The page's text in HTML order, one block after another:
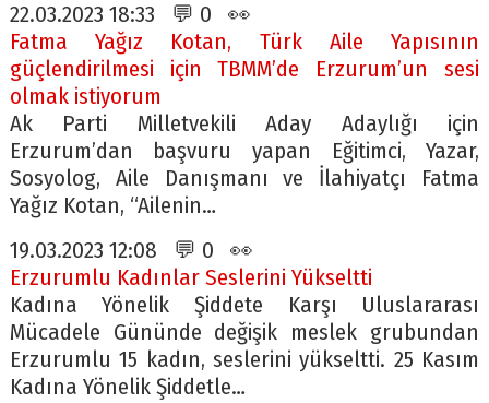
22.03.2023 18:33 💬 0 👀
Fatma Yağız Kotan, Türk Aile Yapısının
güçlendirilmesi için TBMM’de Erzurum’un sesi
olmak istiyorum
Ak Parti Milletvekili Aday Adaylığı için
Erzurum’dan başvuru yapan Eğitimci, Yazar,
Sosyolog, Aile Danışmanı ve İlahiyatçı Fatma
Yağız Kotan, “Ailenin…
19.03.2023 12:08 💬 0 👀
Erzurumlu Kadınlar Seslerini Yükseltti
Kadına Yönelik Şiddete Karşı Uluslararası
Mücadele Gününde değişik meslek grubundan
Erzurumlu 15 kadın, seslerini yükseltti. 25 Kasım
Kadına Yönelik Şiddetle…